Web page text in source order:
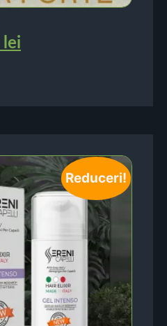
lei
Reduceri!